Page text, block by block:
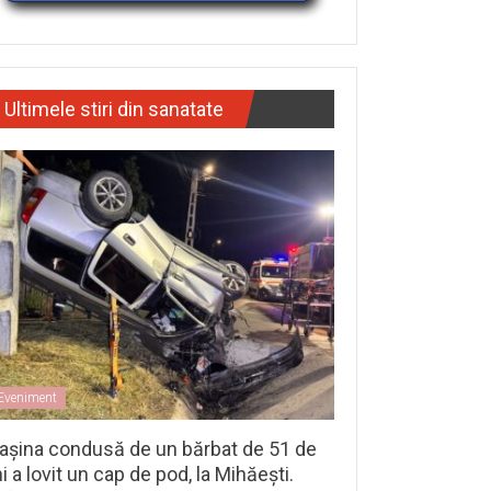
Ultimele stiri din sanatate
condusă de un bărbat de 51 de